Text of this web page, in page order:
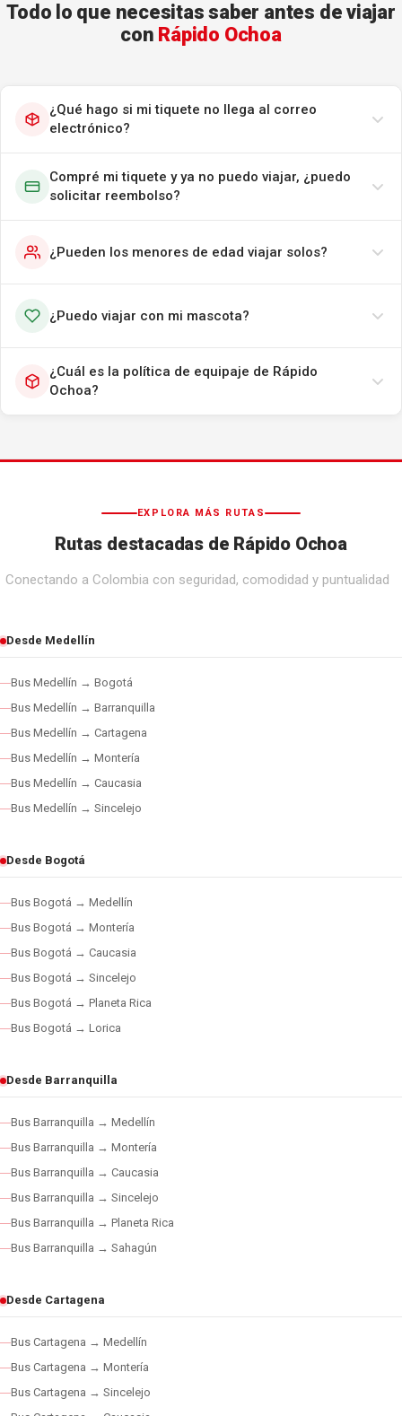
Todo lo que necesitas saber antes de viajar
con Rápido Ochoa
¿Qué hago si mi tiquete no llega al correo
electrónico?
Compré mi tiquete y ya no puedo viajar, ¿puedo
solicitar reembolso?
¿Pueden los menores de edad viajar solos?
¿Puedo viajar con mi mascota?
¿Cuál es la política de equipaje de Rápido
Ochoa?
EXPLORA MÁS RUTAS
Rutas destacadas de Rápido Ochoa
Conectando a Colombia con seguridad, comodidad y puntualidad
Desde Medellín
Bus Medellín → Bogotá
Bus Medellín → Barranquilla
Bus Medellín → Cartagena
Bus Medellín → Montería
Bus Medellín → Caucasia
Bus Medellín → Sincelejo
Desde Bogotá
Bus Bogotá → Medellín
Bus Bogotá → Montería
Bus Bogotá → Caucasia
Bus Bogotá → Sincelejo
Bus Bogotá → Planeta Rica
Bus Bogotá → Lorica
Desde Barranquilla
Bus Barranquilla → Medellín
Bus Barranquilla → Montería
Bus Barranquilla → Caucasia
Bus Barranquilla → Sincelejo
Bus Barranquilla → Planeta Rica
Bus Barranquilla → Sahagún
Desde Cartagena
Bus Cartagena → Medellín
Bus Cartagena → Montería
Bus Cartagena → Sincelejo